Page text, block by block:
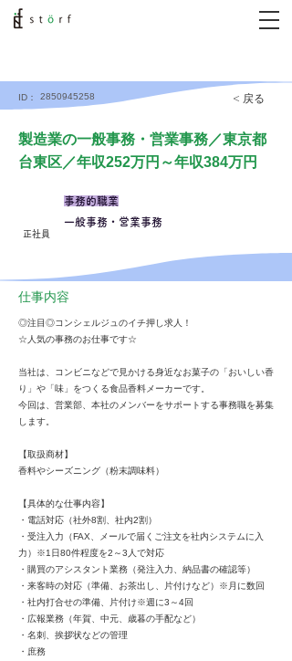
ID： 2850945258 < 戻る
製造業の一般事務・営業事務／東京都
台東区／年収252万円～年収384万円
正社員
事務的職業
一般事務・営業事務
仕事内容
◎注目◎コンシェルジュのイチ押し求人！
☆人気の事務のお仕事です☆
当社は、コンビニなどで見かける身近なお菓子の「おいしい香
り」や「味」をつくる食品香料メーカーです。
今回は、営業部、本社のメンバーをサポートする事務職を募集
します。
【取扱商材】
香料やシーズニング（粉末調味料）
【具体的な仕事内容】
・電話対応（社外8割、社内2割）
・受注入力（FAX、メールで届くご注文を社内システムに入
力）※1日80件程度を2～3人で対応
・購買のアシスタント業務（発注入力、納品書の確認等）
・来客時の対応（準備、お茶出し、片付けなど）※月に数回
・社内打合せの準備、片付け※週に3～4回
・広報業務（年賀、中元、歳暮の手配など）
・名刺、挨拶状などの管理
・庶務